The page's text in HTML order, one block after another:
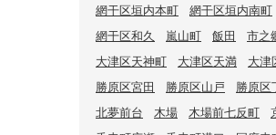
網干区垣内本町
網干区垣内南町
網干区和久
嵐山町 飯田 市之
大津区天神町
大津区天満 大津
勝原区宮田
勝原区山戸 勝原区
北夢前台
木場 木場前七反町